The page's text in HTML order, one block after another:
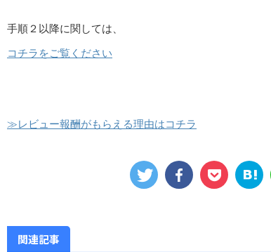
手順２以降に関しては、
コチラをご覧ください
≫レビュー報酬がもらえる理由はコチラ
関連記事